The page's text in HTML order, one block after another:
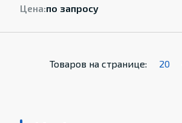
Цена:по запросу
Товаров на странице: 20